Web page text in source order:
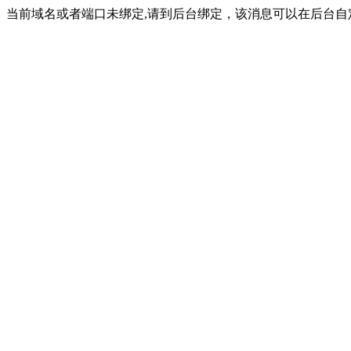
当前域名或者端口未绑定,请到后台绑定，该消息可以在后台自